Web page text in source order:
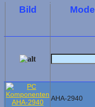
Bild Modell
AHA-2940